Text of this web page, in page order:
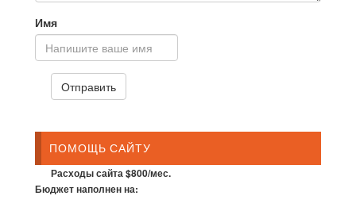
Имя
ПОМОЩЬ САЙТУ
Расходы сайта $800/мес.
Бюджет наполнен на: